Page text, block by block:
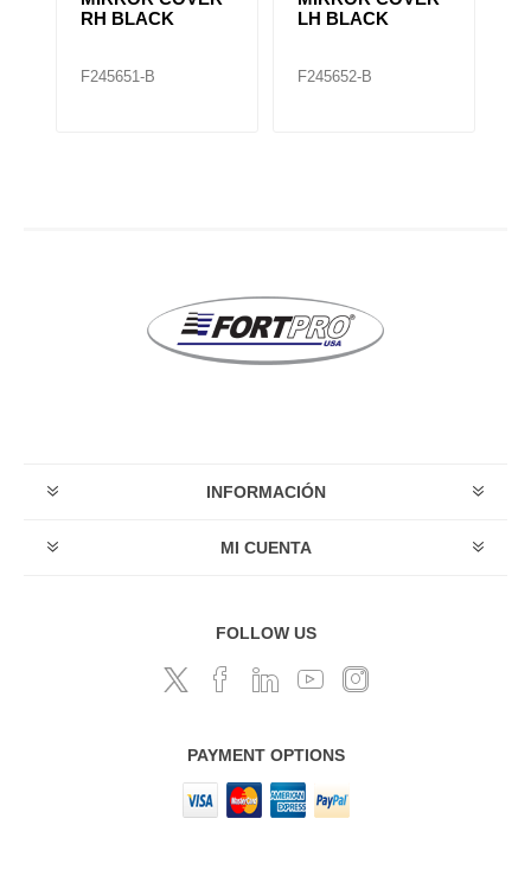
RH BLACK
F245651-B
LH BLACK
F245652-B
INFORMACIÓN
MI CUENTA
FOLLOW US
PAYMENT OPTIONS